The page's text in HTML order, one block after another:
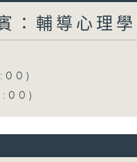
：輔導心理